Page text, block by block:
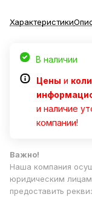
Характеристики
В наличии
Цены и
и наличие
компании!
Важно!
Наша компания
юридическим
предоставить